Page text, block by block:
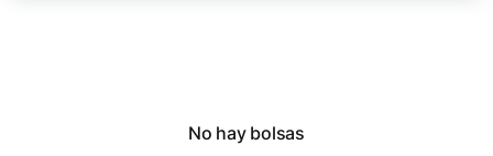
No hay bolsas